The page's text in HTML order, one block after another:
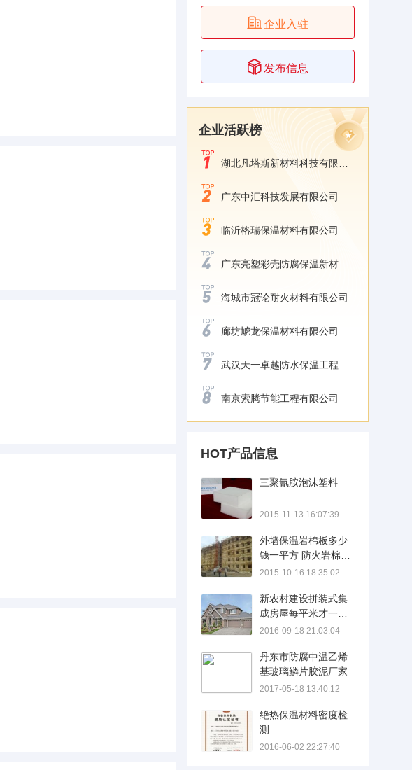
 企业入驻
 发布信息
企业活跃榜
广东中汇科技发展有限公司
临沂格瑞保温材料有限公司
海城市冠论耐火材料有限公司
廊坊虓龙保温材料有限公司
南京索腾节能工程有限公司
HOT产品信息
三聚氰胺泡沫塑料
2015-11-13 16:07:39
外墙保温岩棉板多少
钱一平方 防火岩棉板
多少钱一平方
2015-10-16 18:35:02
新农村建设拼装式集
成房屋每平米才一千
多元
2016-09-18 21:03:04
丹东市防腐中温乙烯
基玻璃鳞片胶泥厂家
2017-05-18 13:40:12
绝热保温材料密度检
测
2016-06-02 22:27:40